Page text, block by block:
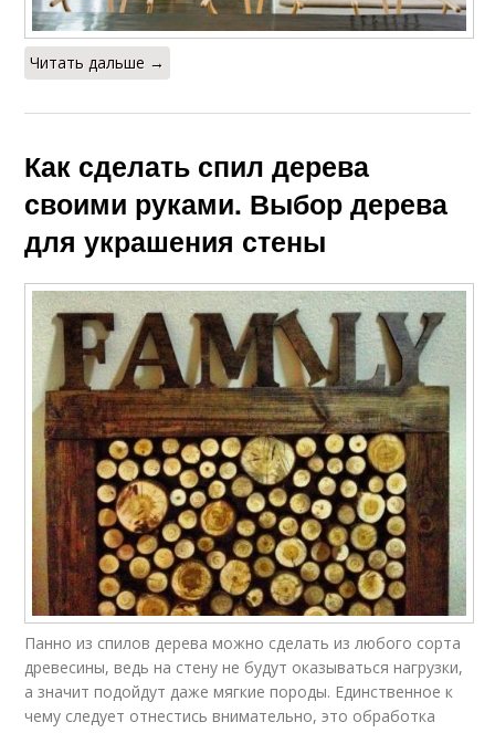
Читать дальше →
Как сделать спил дерева
своими руками. Выбор дерева
для украшения стены
Панно из спилов дерева можно сделать из любого сорта
древесины, ведь на стену не будут оказываться нагрузки,
а значит подойдут даже мягкие породы. Единственное к
чему следует отнестись внимательно, это обработка